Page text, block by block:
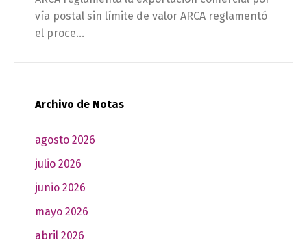
vía postal sin límite de valor ARCA reglamentó
el proce...
Archivo de Notas
agosto 2026
julio 2026
junio 2026
mayo 2026
abril 2026